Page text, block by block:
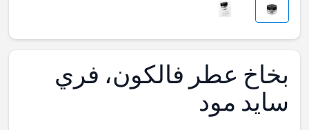
بخاخ عطر فالكون، فري
سايد مود